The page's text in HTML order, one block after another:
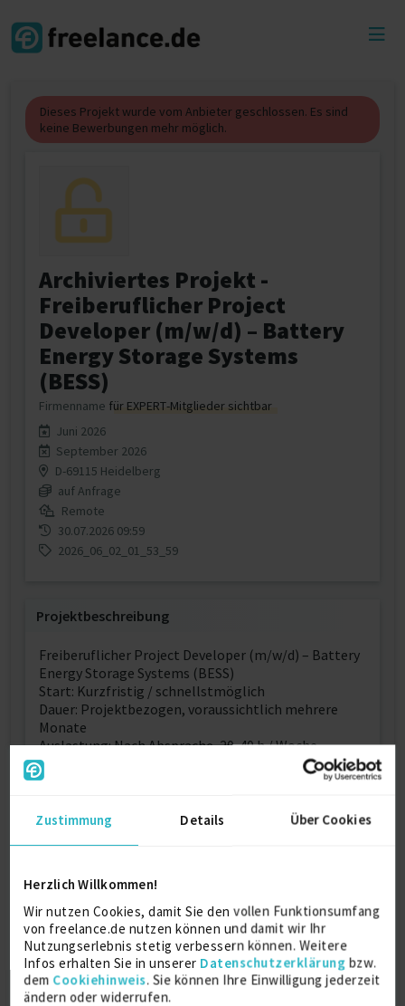
Zustimmung Details Über Cookies
Herzlich Willkommen!
Wir nutzen Cookies, damit Sie den vollen Funktionsumfang
von freelance.de nutzen können und damit wir Ihr
Nutzungserlebnis stetig verbessern können. Weitere
Infos erhalten Sie in unserer Datenschutzerklärung bzw.
dem Cookiehinweis. Sie können Ihre Einwilligung jederzeit
ändern oder widerrufen.
Dieses Projekt wurde vom Anbieter geschlossen. Es sind
keine Bewerbungen mehr möglich.
Archiviertes Projekt -
Freiberuflicher Project
Developer (m/w/d) – Battery
Energy Storage Systems
(BESS)
Firmenname für EXPERT-Mitglieder sichtbar
Juni 2026
September 2026
D-69115 Heidelberg
auf Anfrage
Remote
30.07.2026 09:59
2026_06_02_01_53_59
Projektbeschreibung
Freiberuflicher Project Developer (m/w/d) – Battery
Energy Storage Systems (BESS)
Start: Kurzfristig / schnellstmöglich
Dauer: Projektbezogen, voraussichtlich mehrere
Monate
Auslastung: Nach Absprache, 20-40 h / Woche
Location: Heidelberg
Remote: Überwiegend remote möglich,
punktuelle Vor-Ort-Termine im Projektverlauf
Kostenlos registrieren
Erforderliche Qualifikationen